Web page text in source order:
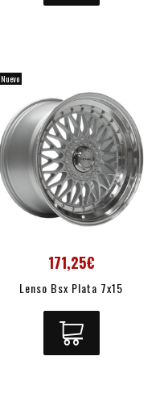
Nuevo
171,25€
Lenso Bsx Plata 7x15